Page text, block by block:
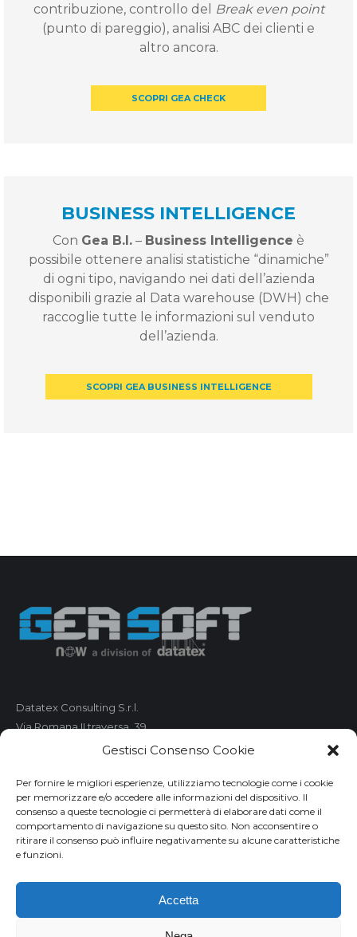
Gestisci Consenso Cookie
Per fornire le migliori esperienze, utilizziamo tecnologie come i cookie
per memorizzare e/o accedere alle informazioni del dispositivo. Il
consenso a queste tecnologie ci permetterà di elaborare dati come il
comportamento di navigazione su questo sito. Non acconsentire o
ritirare il consenso può influire negativamente su alcune caratteristiche
e funzioni.
Accetta
contribuzione, controllo del
Break even point
(punto di pareggio), analisi ABC dei clienti e
altro ancora.
SCOPRI GEA CHECK
BUSINESS INTELLIGENCE
Con Gea B.I. – Business Intelligence è
possibile ottenere analisi statistiche “dinamiche”
di ogni tipo, navigando nei dati dell’azienda
disponibili grazie al Data warehouse (DWH) che
raccoglie tutte le informazioni sul venduto
dell’azienda.
SCOPRI GEA BUSINESS INTELLIGENCE
Datatex Consulting S.r.l.
Via Romana II traversa, 39
Telefono: 0583 490 473
Fax: 0583 490 485
Email: market@geasoft.com
Privacy